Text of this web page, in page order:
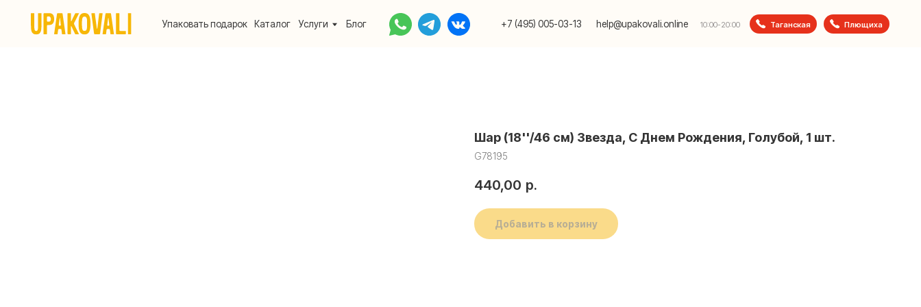
+7 (495) 005-03-13 10:00-20:00
Упаковать подарок Каталог Услуги Блог help@upakovali.online Таганская Плющиха
Шар (18''/46 см) Звезда, С Днем Рождения, Голубой, 1 шт.
G78195
440,00 р.
Добавить в корзину